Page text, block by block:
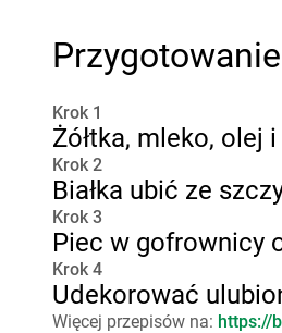
Przygotowanie
Krok 1
Żółtka, mleko, olej
Krok 2
Białka ubić ze
Krok 3
Piec w gofrownicy
Krok 4
Udekorować
Więcej przepisów na: https://